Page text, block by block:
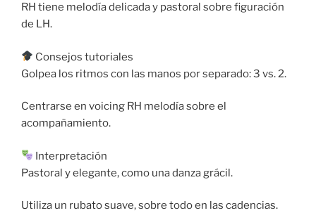
RH tiene melodía delicada y pastoral sobre figuración
de LH.
Consejos tutoriales
Golpea los ritmos con las manos por separado: 3 vs. 2.
Centrarse en voicing RH melodía sobre el
acompañamiento.
Interpretación
Pastoral y elegante, como una danza grácil.
Utiliza un rubato suave, sobre todo en las cadencias.